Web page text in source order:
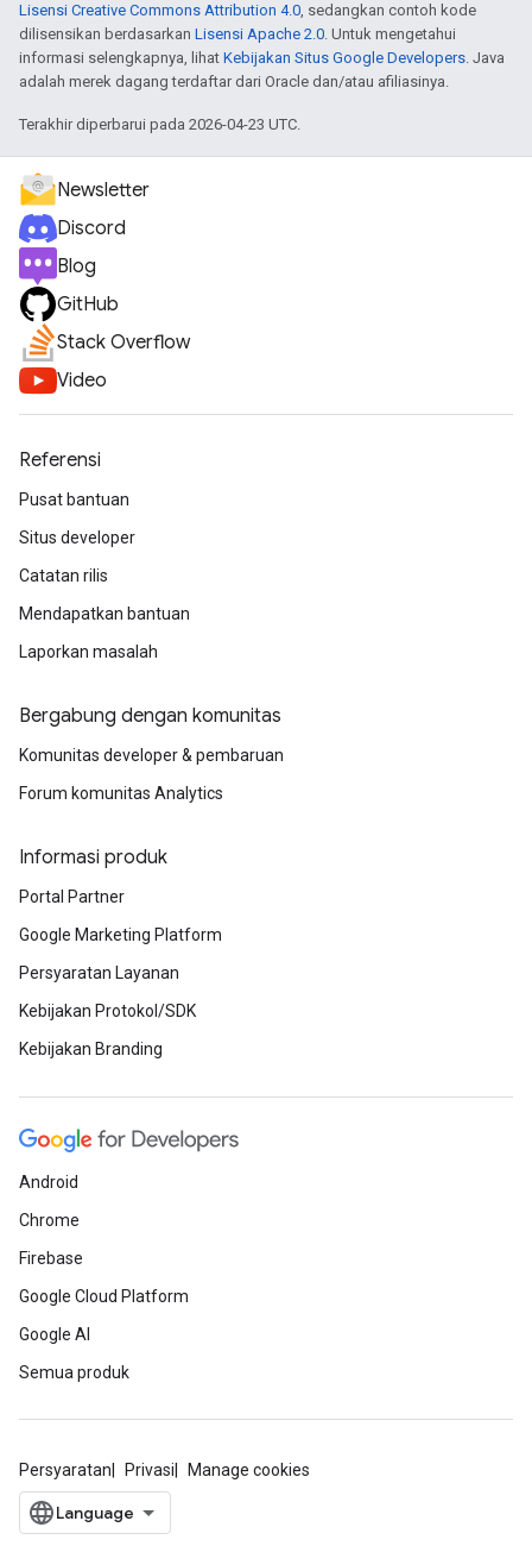
Lisensi Creative Commons Attribution 4.0, sedangkan contoh kode
dilisensikan berdasarkan Lisensi Apache 2.0. Untuk mengetahui
informasi selengkapnya, lihat Kebijakan Situs Google Developers. Java
adalah merek dagang terdaftar dari Oracle dan/atau afiliasinya.
Terakhir diperbarui pada 2026-04-23 UTC.
Newsletter
Discord
Blog
GitHub
Stack Overflow
Video
Referensi
Pusat bantuan
Situs developer
Catatan rilis
Mendapatkan bantuan
Laporkan masalah
Bergabung dengan komunitas
Komunitas developer & pembaruan
Forum komunitas Analytics
Informasi produk
Portal Partner
Google Marketing Platform
Persyaratan Layanan
Kebijakan Protokol/SDK
Kebijakan Branding
Android
Chrome
Firebase
Google Cloud Platform
Google AI
Semua produk
Persyaratan Privasi Manage cookies